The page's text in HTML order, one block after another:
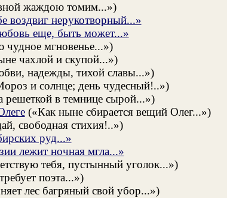
жаждою томим...»)
воздвиг нерукотворный...»
еще, быть может...»
мгновенье...»)
чахлой и скупой...»)
надежды, тихой славы...»)
и солнце; день чудесный!..»)
в темнице сырой...»)
(«Как ныне сбирается вещий Олег...»)
свободная стихия!..»)
руд...»
лежит ночная мгла...»
тебя, пустынный уголок...»)
поэта...»)
лес багряный свой убор...»)